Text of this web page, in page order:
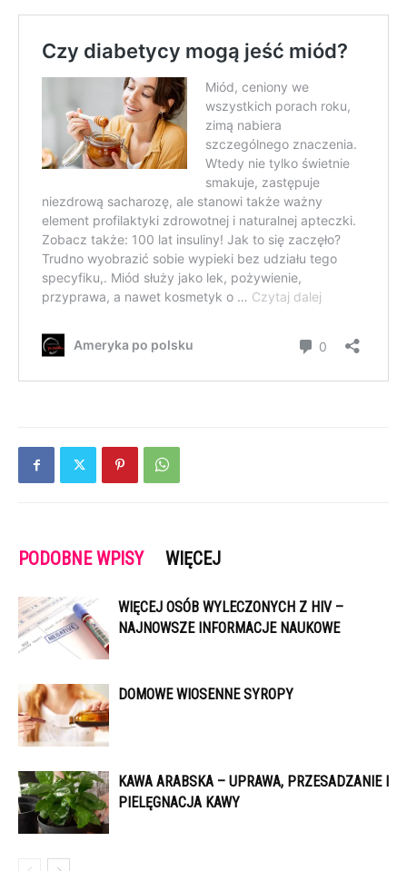
PODOBNE WPISY WIĘCEJ
WIĘCEJ OSÓB WYLECZONYCH Z HIV –
NAJNOWSZE INFORMACJE NAUKOWE
DOMOWE WIOSENNE SYROPY
KAWA ARABSKA – UPRAWA, PRZESADZANIE I
PIELĘGNACJA KAWY